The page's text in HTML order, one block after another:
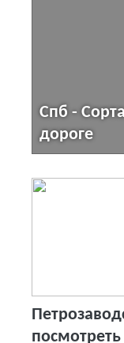
Cпб -
дороге